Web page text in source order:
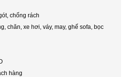
chống rách
chăn, xe hơi, váy, may, ghế sofa, bọc
hàng